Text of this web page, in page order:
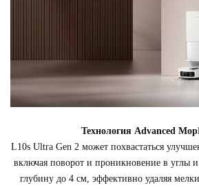
Технология Advanced
L10s Ultra Gen 2 может похвастаться
включая поворот и проникновение в углы и
глубину до 4 см, эффективно удаляя